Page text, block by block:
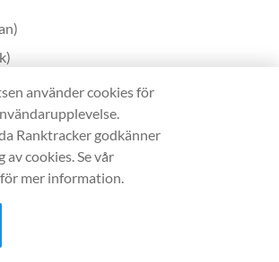
använder cookies för
Ranktracker godkänner
cookies. Se vår
för mer information.